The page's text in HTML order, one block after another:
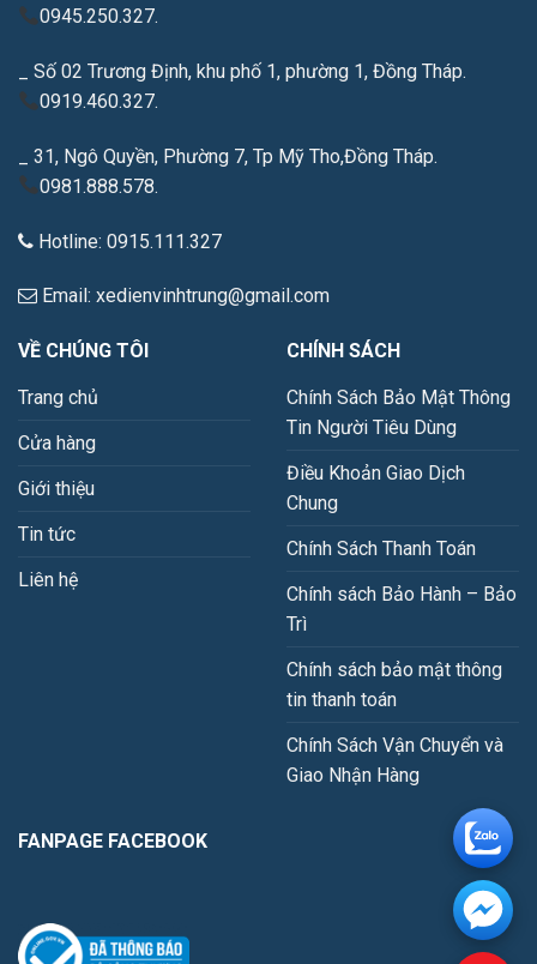
0945.250.327.
_ Số 02 Trương Định, khu phố 1, phường 1, Đồng Tháp.
0919.460.327.
_ 31, Ngô Quyền, Phường 7, Tp Mỹ Tho,Đồng Tháp.
0981.888.578.
Hotline: 0915.111.327
Email: xedienvinhtrung@gmail.com
VỀ CHÚNG TÔI
Trang chủ
Cửa hàng
Giới thiệu
Tin tức
Liên hệ
CHÍNH SÁCH
Chính Sách Bảo Mật Thông
Tin Người Tiêu Dùng
Điều Khoản Giao Dịch
Chung
Chính Sách Thanh Toán
Chính sách Bảo Hành – Bảo
Trì
Chính sách bảo mật thông
tin thanh toán
Chính Sách Vận Chuyển và
Giao Nhận Hàng
FANPAGE FACEBOOK